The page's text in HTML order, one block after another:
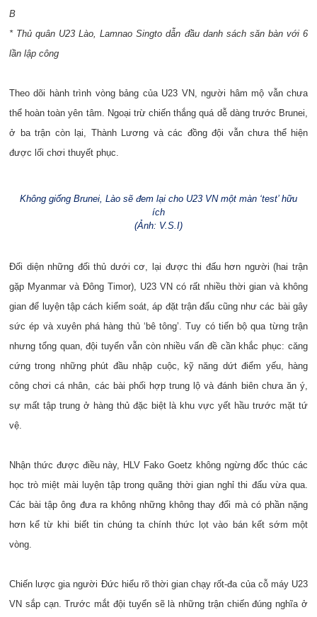
B
* Thủ quân U23 Lào, Lamnao Singto dẫn đầu danh sách săn bàn với 6
lần lập công
Theo dõi hành trình vòng bảng của U23 VN, người hâm mộ vẫn chưa
thể hoàn toàn yên tâm. Ngoại trừ chiến thắng quá dễ dàng trước Brunei,
ở ba trận còn lại, Thành Lương và các đồng đội vẫn chưa thể hiện
được lối chơi thuyết phục.
Không giống Brunei, Lào sẽ đem lại cho U23 VN một màn ‘test’ hữu
ích
(Ảnh: V.S.I)
Đối diện những đối thủ dưới cơ, lại được thi đấu hơn người (hai trận
gặp Myanmar và Đông Timor), U23 VN có rất nhiều thời gian và không
gian để luyện tập cách kiểm soát, áp đặt trận đấu cũng như các bài gây
sức ép và xuyên phá hàng thủ ‘bê tông’. Tuy có tiến bộ qua từng trận
nhưng tổng quan, đội tuyển vẫn còn nhiều vấn đề cần khắc phục: căng
cứng trong những phút đầu nhập cuộc, kỹ năng dứt điểm yếu, hàng
công chơi cá nhân, các bài phối hợp trung lộ và đánh biên chưa ăn ý,
sự mất tập trung ở hàng thủ đặc biệt là khu vực yết hầu trước mặt tứ
vệ.
Nhận thức được điều này, HLV Fako Goetz không ngừng đốc thúc các
học trò miệt mài luyện tập trong quãng thời gian nghỉ thi đấu vừa qua.
Các bài tập ông đưa ra không những không thay đổi mà có phần nặng
hơn kể từ khi biết tin chúng ta chính thức lọt vào bán kết sớm một
vòng.
Chiến lược gia người Đức hiểu rõ thời gian chạy rốt-đa của cỗ máy U23
VN sắp cạn. Trước mắt đội tuyển sẽ là những trận chiến đúng nghĩa ở